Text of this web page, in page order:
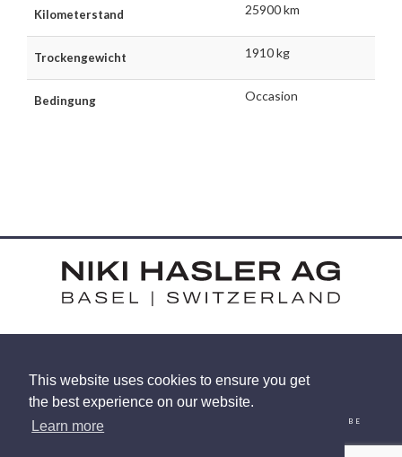
This website uses cookies to ensure you get
the best experience on our website.
Learn more
Kilometerstand 25900 km
Trockengewicht 1910 kg
Bedingung Occasion
HARDSTRASSE 15 - CH-4052 BASEL
EMAIL YOUTUBE